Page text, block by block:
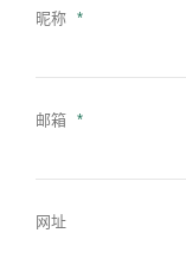
昵称 *
邮箱 *
网址